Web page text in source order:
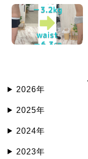
2026年
2025年
2024年
2023年